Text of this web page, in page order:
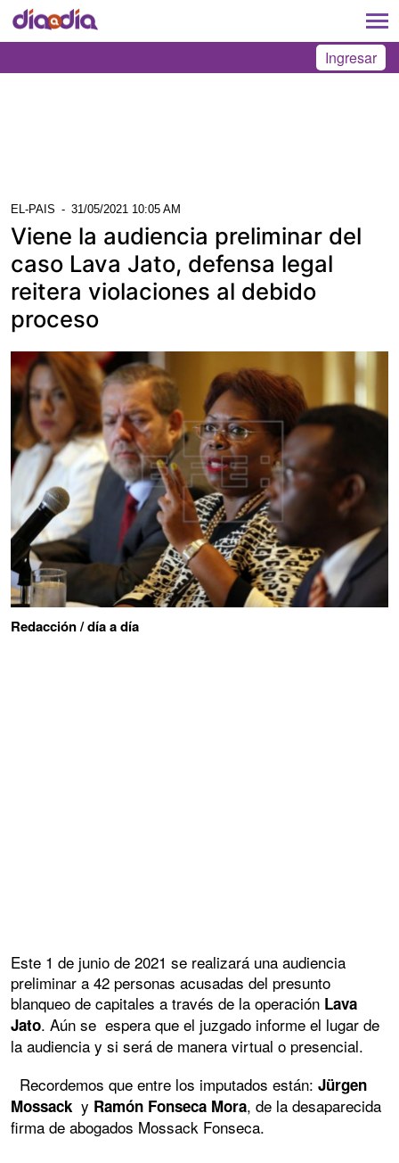
Ingresar
EL-PAIS - 31/05/2021 10:05 AM
Viene la audiencia preliminar del
caso Lava Jato, defensa legal
reitera violaciones al debido
proceso
Redacción / día a día
Este 1 de junio de 2021 se realizará una audiencia
preliminar a 42 personas acusadas del presunto
blanqueo de capitales a través de la operación Lava
Jato. Aún se espera que el juzgado informe el lugar de
la audiencia y si será de manera virtual o presencial.
Recordemos que entre los imputados están: Jürgen
Mossack y Ramón Fonseca Mora, de la desaparecida
firma de abogados Mossack Fonseca.